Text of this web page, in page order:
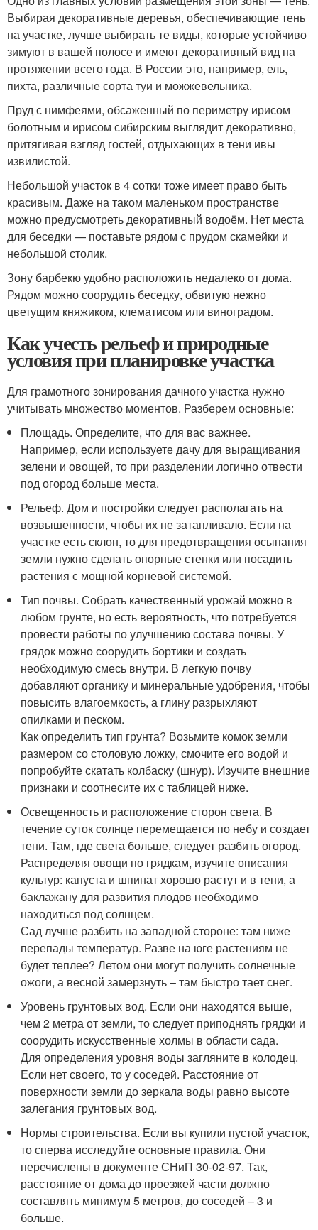
Выбирая декоративные деревья, обеспечивающие тень
на участке, лучше выбирать те виды, которые устойчиво
зимуют в вашей полосе и имеют декоративный вид на
протяжении всего года. В России это, например, ель,
пихта, различные сорта туи и можжевельника.
Пруд с нимфеями, обсаженный по периметру ирисом
болотным и ирисом сибирским выглядит декоративно,
притягивая взгляд гостей, отдыхающих в тени ивы
извилистой.
Небольшой участок в 4 сотки тоже имеет право быть
красивым. Даже на таком маленьком пространстве
можно предусмотреть декоративный водоём. Нет места
для беседки — поставьте рядом с прудом скамейки и
небольшой столик.
Зону барбекю удобно расположить недалеко от дома.
Рядом можно соорудить беседку, обвитую нежно
цветущим княжиком, клематисом или виноградом.
Как учесть рельеф и природные
условия при планировке участка
Для грамотного зонирования дачного участка нужно
учитывать множество моментов. Разберем основные:
Площадь. Определите, что для вас важнее.
Например, если используете дачу для выращивания
зелени и овощей, то при разделении логично отвести
под огород больше места.
Рельеф. Дом и постройки следует располагать на
возвышенности, чтобы их не затапливало. Если на
участке есть склон, то для предотвращения осыпания
земли нужно сделать опорные стенки или посадить
растения с мощной корневой системой.
Тип почвы. Собрать качественный урожай можно в
любом грунте, но есть вероятность, что потребуется
провести работы по улучшению состава почвы. У
грядок можно соорудить бортики и создать
необходимую смесь внутри. В легкую почву
добавляют органику и минеральные удобрения, чтобы
повысить влагоемкость, а глину разрыхляют
опилками и песком.
Как определить тип грунта? Возьмите комок земли
размером со столовую ложку, смочите его водой и
попробуйте скатать колбаску (шнур). Изучите внешние
признаки и соотнесите их с таблицей ниже.
Освещенность и расположение сторон света. В
течение суток солнце перемещается по небу и создает
тени. Там, где света больше, следует разбить огород.
Распределяя овощи по грядкам, изучите описания
культур: капуста и шпинат хорошо растут и в тени, а
баклажану для развития плодов необходимо
находиться под солнцем.
Сад лучше разбить на западной стороне: там ниже
перепады температур. Разве на юге растениям не
будет теплее? Летом они могут получить солнечные
ожоги, а весной замерзнуть – там быстро тает снег.
Уровень грунтовых вод. Если они находятся выше,
чем 2 метра от земли, то следует приподнять грядки и
соорудить искусственные холмы в области сада.
Для определения уровня воды загляните в колодец.
Если нет своего, то у соседей. Расстояние от
поверхности земли до зеркала воды равно высоте
залегания грунтовых вод.
Нормы строительства. Если вы купили пустой участок,
то сперва исследуйте основные правила. Они
перечислены в документе СНиП 30-02-97. Так,
расстояние от дома до проезжей части должно
составлять минимум 5 метров, до соседей – 3 и
больше.